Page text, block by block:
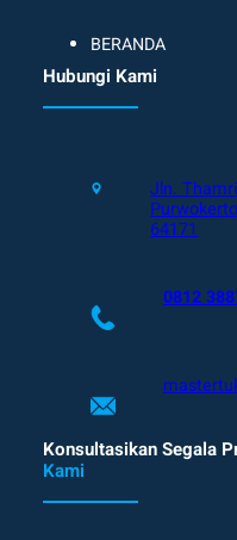
BERANDA
Hubungi Kami
Jln.
64171
0812
Konsultasikan Segala
Kami